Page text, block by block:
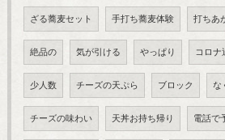
ざる蕎麦セット 手打ち蕎麦体験 打ちあ
絶品の 気が引ける やっぱり コロナ
少人数 チーズの天ぷら ブロック な
チーズの味わい 天丼お持ち帰り 電話で